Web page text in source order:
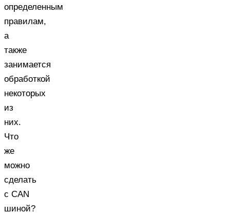
определенным
правилам,
а
также
занимается
обработкой
некоторых
из
них.
Что
же
можно
сделать
с CAN
шиной?